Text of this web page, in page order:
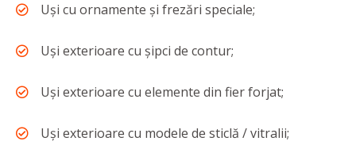
Uși cu ornamente și frezări speciale;
Uși exterioare cu șipci de contur;
Uși exterioare cu elemente din fier forjat;
Uși exterioare cu modele de sticlă / vitralii;